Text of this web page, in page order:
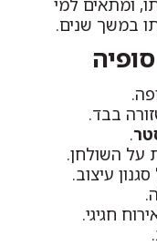
במשך שנים.
בבד.
.
על השולחן.
עיצוב.
חגיגי.